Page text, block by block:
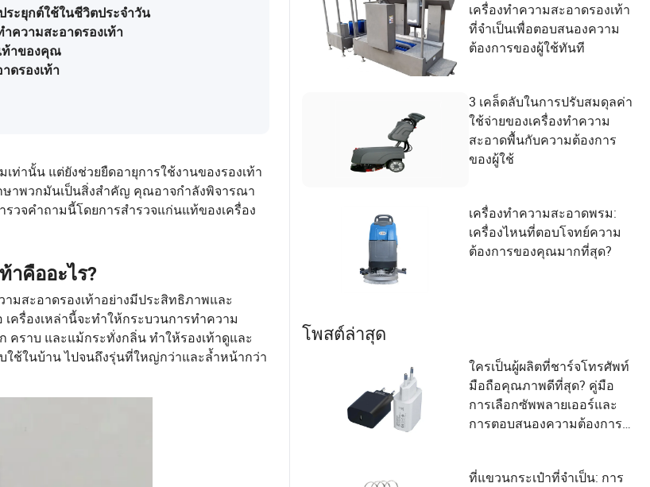
ระยุกต์ใช้ในชีวิตประจำวัน
ำความสะอาดรองเท้า
ท้าของคุณ
ดรองเท้า
ท่านั้น แต่ยังช่วยยืดอายุการใช้งานของรองเท้า
ษาพวกมันเป็นสิ่งสำคัญ คุณอาจกำลังพิจารณา
วจคำถามนี้โดยการสำรวจแก่นแท้ของเครื่อง
าคืออะไร?
มสะอาดรองเท้าอย่างมีประสิทธิภาพและ
ครื่องเหล่านี้จะทำให้กระบวนการทำความ
ราบ และแม้กระทั่งกลิ่น ทำให้รองเท้าดูและ
ใช้ในบ้าน ไปจนถึงรุ่นที่ใหญ่กว่าและล้ำหน้ากว่า
เครื่องทำความสะอาดรองเท้า
ที่จำเป็นเพื่อตอบสนองความ
ต้องการของผู้ใช้ทันที
3 เคล็ดลับในการปรับสมดุลค่า
ใช้จ่ายของเครื่องทำความ
สะอาดพื้นกับความต้องการ
ของผู้ใช้
เครื่องทำความสะอาดพรม:
เครื่องไหนที่ตอบโจทย์ความ
ต้องการของคุณมากที่สุด?
โพสต์ล่าสุด
ใครเป็นผู้ผลิตที่ชาร์จโทรศัพท์
มือถือคุณภาพดีที่สุด? คู่มือ
การเลือกซัพพลายเออร์และ
การตอบสนองความต้องการ
ที่แขวนกระเป๋าที่จำเป็น: การ